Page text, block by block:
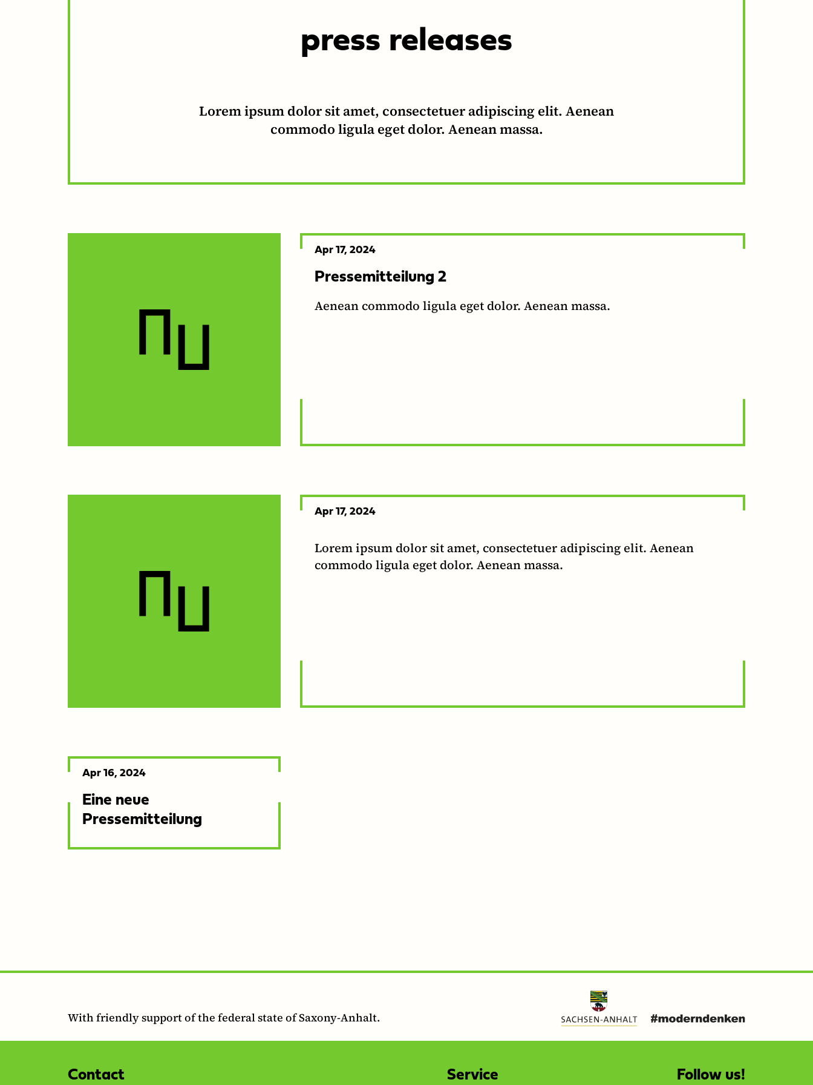
press releas­es
Lorem ipsum dolor sit amet, consectetuer adipiscing elit. Aenean
commodo ligula eget dolor. Aenean massa.
Pressemitteilung 2
Released
Apr 17, 2024
Aenean commodo ligula eget dolor. Aenean massa.
Released
Apr 17, 2024
Lorem ipsum dolor sit amet, consectetuer adipiscing elit. Aenean
commodo ligula eget dolor. Aenean massa.
Eine neue
Pressemitteilung
Released
Apr 16, 2024
With friendly support of the federal state of Saxony-Anhalt.
Contact Service Follow us!